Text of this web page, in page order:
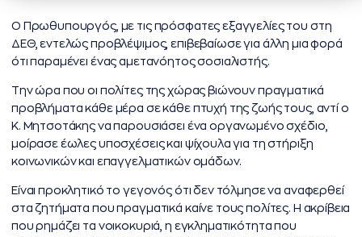
Ο Πρωθυπουργός, με τις πρόσφατες εξαγγελίες του στη
ΔΕΘ, εντελώς προβλέψιμος, επιβεβαίωσε για άλλη μια φορά
ότι παραμένει ένας αμετανόητος σοσιαλιστής.
Την ώρα που οι πολίτες της χώρας βιώνουν πραγματικά
προβλήματα κάθε μέρα σε κάθε πτυχή της ζωής τους, αντί o
Κ. Μητσοτάκης να παρουσιάσει ένα οργανωμένο σχέδιο,
μοίρασε έωλες υποσχέσεις και ψίχουλα για τη στήριξη
κοινωνικών και επαγγελματικών ομάδων.
Είναι προκλητικό το γεγονός ότι δεν τόλμησε να αναφερθεί
στα ζητήματα που πραγματικά καίνε τους πολίτες. Η ακρίβεια
που ρημάζει τα νοικοκυριά, η εγκληματικότητα που